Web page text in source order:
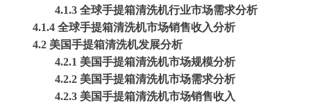
4.1.3 全球手提箱清洗机行业市场需求分析
4.1.4 全球手提箱清洗机市场销售收入分析
4.2 美国手提箱清洗机发展分析
4.2.1 美国手提箱清洗机市场规模分析
4.2.2 美国手提箱清洗机市场需求分析
4.2.3 美国手提箱清洗机市场销售收入